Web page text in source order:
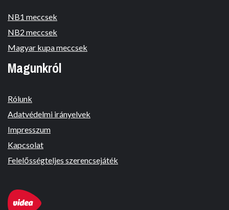
NB1 meccsek
NB2 meccsek
Magyar kupa meccsek
Magunkról
Rólunk
Adatvédelmi irányelvek
Impresszum
Kapcsolat
Felelősségteljes szerencsejáték